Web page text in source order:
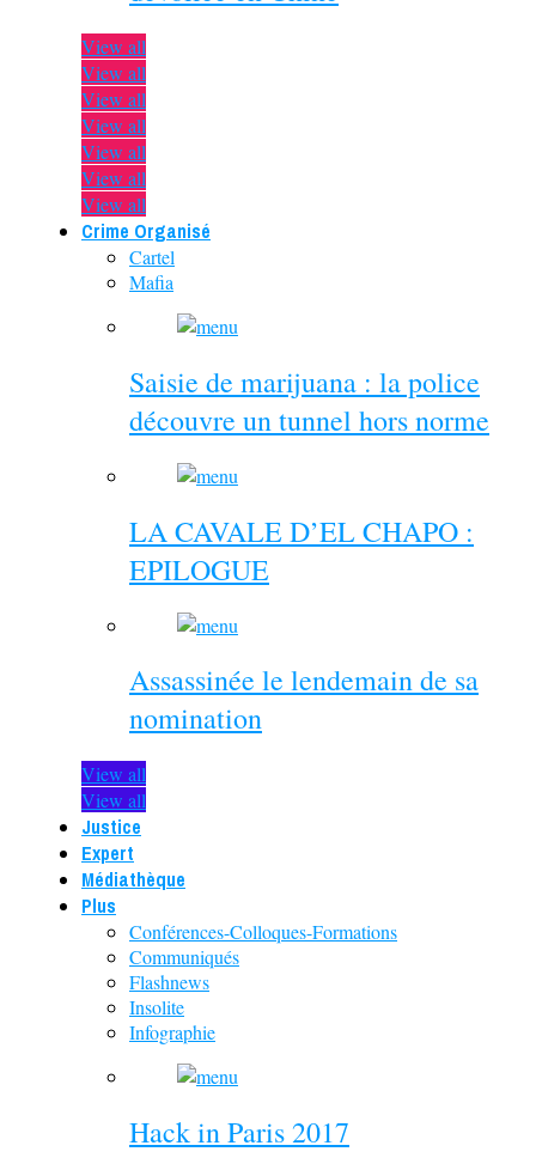
View all
View all
View all
View all
View all
View all
View all
Crime Organisé
Cartel
Mafia
Saisie de marijuana : la police
découvre un tunnel hors norme
LA CAVALE D’EL CHAPO :
EPILOGUE
Assassinée le lendemain de sa
nomination
View all
View all
Justice
Expert
Médiathèque
Plus
Conférences-Colloques-Formations
Communiqués
Flashnews
Insolite
Infographie
Hack in Paris 2017